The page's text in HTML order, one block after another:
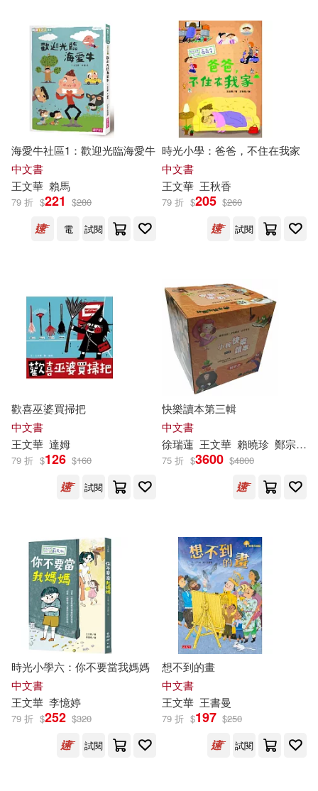
海愛牛社區1：歡迎光臨海愛牛
中文書
王文華 賴馬
79 折 $221 $280
電
試閱
時光小學：爸爸，不住在我家
中文書
王文華 王秋香
79 折 $205 $260
試閱
歡喜巫婆買掃把
中文書
王文華 達姆
79 折 $126 $160
試閱
快樂讀本第三輯
中文書
徐瑞蓮 王文華 賴曉珍 鄭宗弦
75 折 $3600 $4800
時光小學六：你不要當我媽媽
中文書
王文華 李憶婷
79 折 $252 $320
試閱
想不到的畫
中文書
王文華 王書曼
79 折 $197 $250
試閱